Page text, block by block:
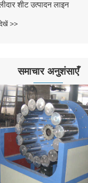
शीट उत्पादन लाइन
>>
समाचार अनुशंसाएँ